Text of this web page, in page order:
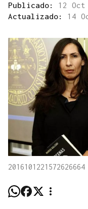
Publicado: 12
Actualizado: 14
2016101221572626664